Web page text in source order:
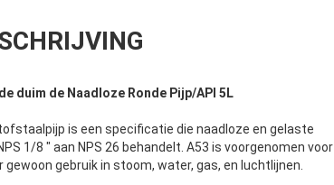
duim de Naadloze Ronde Pijp/API 5L
is een specificatie die naadloze en gelaste
1/8 ″ aan NPS 26 behandelt. A53 is voorgenomen voor
gebruik in stoom, water, gas, en luchtlijnen.